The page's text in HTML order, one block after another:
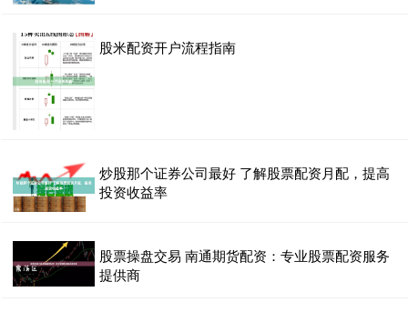
股米配资开户流程指南
炒股那个证券公司最好 了解股票配资月配，提高
投资收益率
股票操盘交易 南通期货配资：专业股票配资服务
提供商